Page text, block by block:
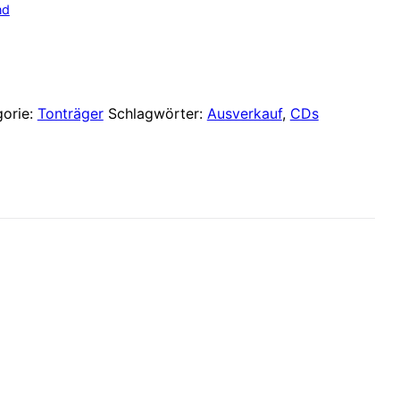
Tonträger Schlagwörter: Ausverkauf, CDs